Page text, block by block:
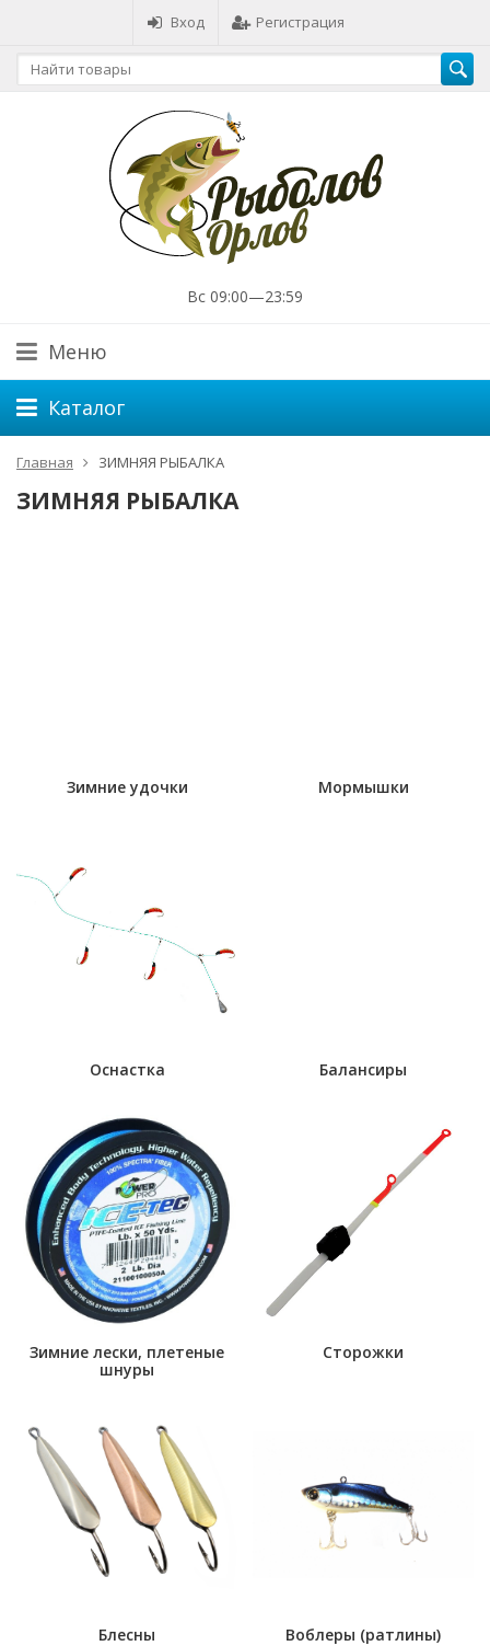
Вход Регистрация
Вс 09:00—23:59
Меню
Каталог
Главная ЗИМНЯЯ РЫБАЛКА
ЗИМНЯЯ РЫБАЛКА
Зимние удочки Мормышки
Оснастка Балансиры
Зимние лески, плетеные
шнуры
Сторожки
Блесны Воблеры (ратлины)